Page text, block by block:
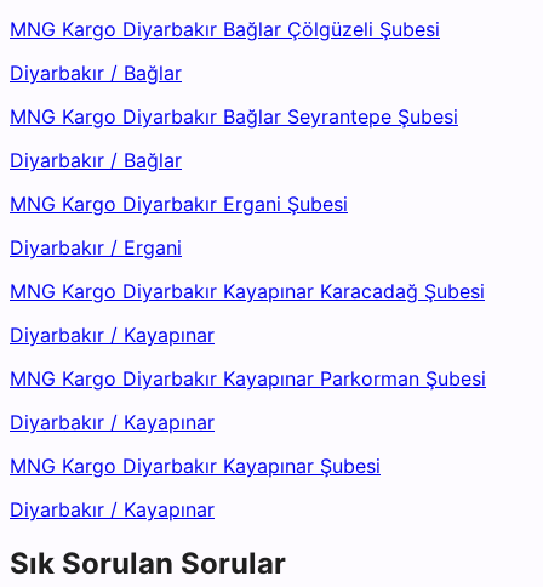
MNG Kargo Diyarbakır Bağlar Çölgüzeli Şubesi
Diyarbakır / Bağlar
MNG Kargo Diyarbakır Bağlar Seyrantepe Şubesi
Diyarbakır / Bağlar
MNG Kargo Diyarbakır Ergani Şubesi
Diyarbakır / Ergani
MNG Kargo Diyarbakır Kayapınar Karacadağ Şubesi
Diyarbakır / Kayapınar
MNG Kargo Diyarbakır Kayapınar Parkorman Şubesi
Diyarbakır / Kayapınar
MNG Kargo Diyarbakır Kayapınar Şubesi
Diyarbakır / Kayapınar
Sık Sorulan Sorular